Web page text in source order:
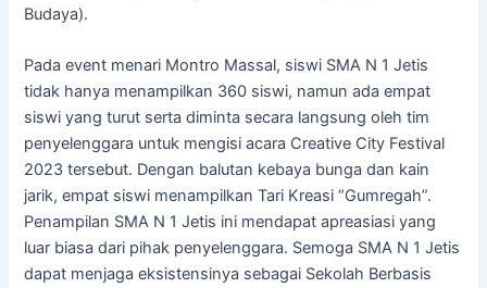
Budaya).
Pada event menari Montro Massal, siswi SMA N 1 Jetis
tidak hanya menampilkan 360 siswi, namun ada empat
siswi yang turut serta diminta secara langsung oleh tim
penyelenggara untuk mengisi acara Creative City Festival
2023 tersebut. Dengan balutan kebaya bunga dan kain
jarik, empat siswi menampilkan Tari Kreasi “Gumregah”.
Penampilan SMA N 1 Jetis ini mendapat apreasiasi yang
luar biasa dari pihak penyelenggara. Semoga SMA N 1 Jetis
dapat menjaga eksistensinya sebagai Sekolah Berbasis